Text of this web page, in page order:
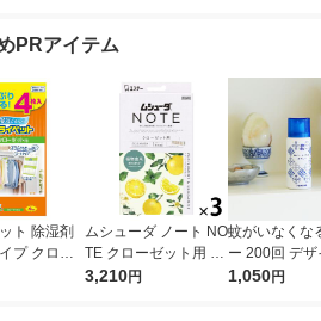
製薬
PRアイテム
ト 除湿剤
プ クロー
袋（4枚
ムシューダ ノート NO
TE クローゼット用 衣
類 防虫剤 ペパーミン
3,210円
蚊がいなくな
ー 200回 デザ
無香料 12時
1,050円